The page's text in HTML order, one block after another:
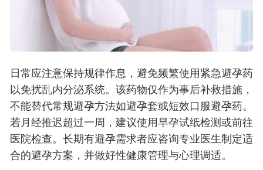
日常应注意保持规律作息，避免频繁使用紧急避孕药
以免扰乱内分泌系统。该药物仅作为事后补救措施，
不能替代常规避孕方法如避孕套或短效口服避孕药。
若月经推迟超过一周，建议使用早孕试纸检测或前往
医院检查。长期有避孕需求者应咨询专业医生制定适
合的避孕方案，并做好性健康管理与心理调适。